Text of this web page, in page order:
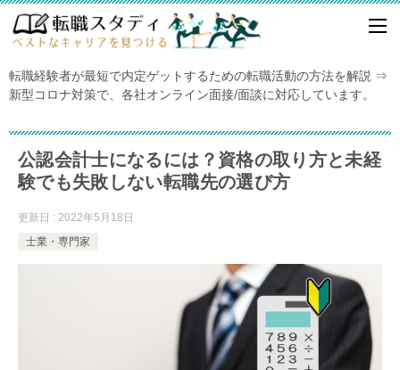
転職経験者が最短で内定ゲットするための転職活動の方法を解説 ⇒
新型コロナ対策で、各社オンライン面接/面談に対応しています。
公認会計士になるには？資格の取り方と未経
験でも失敗しない転職先の選び方
更新日 : 2022年5月18日
士業・専門家